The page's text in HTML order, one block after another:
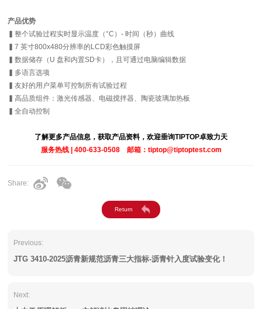
产品优势
▍整个试验过程实时显示温度（°C）- 时间（秒）曲线
▍7 英寸800x480分辨率的LCD彩色触摸屏
▍数据储存（U 盘和内置SD卡），且可通过电脑编辑数据
▍多语言选项
▍友好的用户菜单可控制所有试验过程
▍高品质组件：激光传感器、电磁搅拌器、陶瓷玻璃加热板
▍全自动控制
了解更多产品信息，获取产品资料，欢迎垂询TIPTOP卓致力天
服务热线 | 400-633-0508 邮箱：tiptop@tiptoptest.com
Share:
Previous:
JTG 3410-2025沥青新规范沥青三大指标-沥青针入度试验变化！
Next: